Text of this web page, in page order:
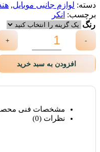
دسته: لوازم جانبی موبایل,
برچسب: انکر
رنگ
-
+
افزودن به سبد خرید
مشخصات فنی
نظرات (0)